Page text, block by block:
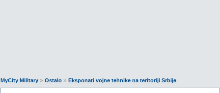
MyCity Military » Ostalo » Eksponati vojne tehnike na teritoriji Srbije